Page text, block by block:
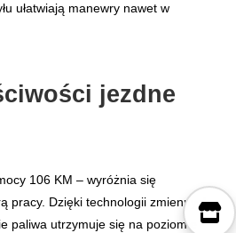
ułatwiają manewry nawet w
jezdne
106 KM – wyróżnia się
pracy. Dzięki technologii zmiennych
paliwa utrzymuje się na poziomie